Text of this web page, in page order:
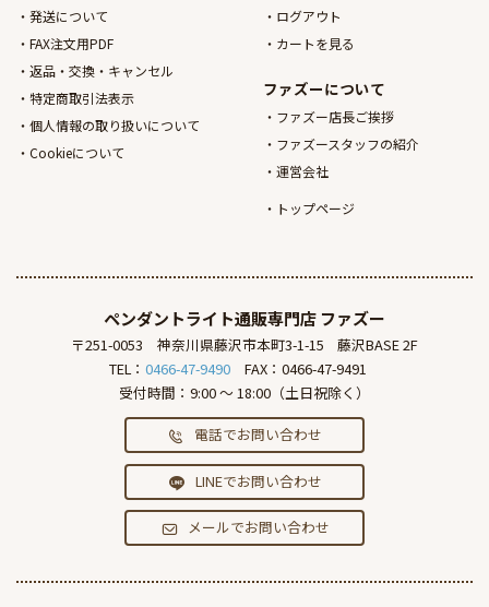
発送について
FAX注文用PDF
返品・交換・キャンセル
特定商取引法表示
個人情報の取り扱いについて
Cookieについて
ログアウト
カートを見る
ファズーについて
ファズー店長ご挨拶
ファズースタッフの紹介
運営会社
トップページ
ペンダントライト通販専門店 ファズー
〒251-0053 神奈川県藤沢市本町3-1-15
藤沢BASE 2F
TEL： 0466-47-9490
FAX：0466-47-9491
受付時間：9:00 ～ 18:00（土日祝除く）
電話でお問い合わせ
LINEでお問い合わせ
メールでお問い合わせ